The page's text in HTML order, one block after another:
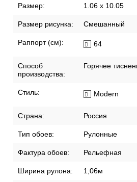
Размер: 1.06 x 10.05
Размер рисунка: Смешанный
Раппорт (см): 64
Способ
производства:
Горячее
Стиль: Modern
Страна: Россия
Тип обоев: Рулонные
Фактура обоев: Рельефная
Ширина рулона: 1,06м